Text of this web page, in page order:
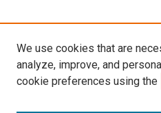
We use cookies that are
analyze, improve, and
cookie preferences using the